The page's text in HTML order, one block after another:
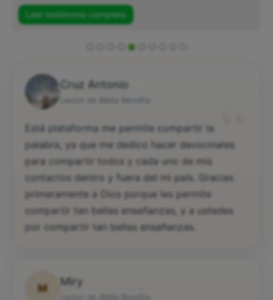
Leer testimonio completo
Cruz Antonio
“
Está plataforma me permite compartir la
palabra, ya que me dedico hacer devocinales
para compartir todos y cada uno de mis
contactos dentro y fuera del mi país. Gracias
primeramente a Dios porque les permite
compartir tan bellas enseñanzas, y a ustedes
por compartir tan bellas enseñanzas.
M
Miry